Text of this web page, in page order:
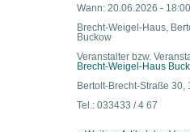
Wann: 20.06.2026 -
Brecht-Weigel-Haus,
Buckow
Veranstalter bzw.
Brecht-Weigel-Haus
Bertolt-Brecht-Straße 30,
Tel.: 033433 / 4 67